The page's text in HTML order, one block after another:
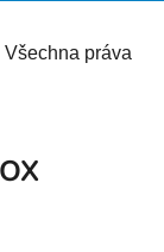
Všechna práva